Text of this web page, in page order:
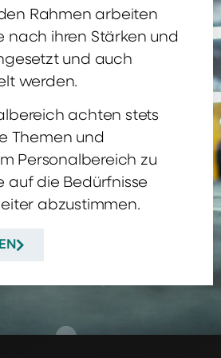
Rahmen arbeiten
nach ihren Stärken und
und auch
werden.
achten stets
Themen und
Personalbereich zu
auf die Bedürfnisse
abzustimmen.